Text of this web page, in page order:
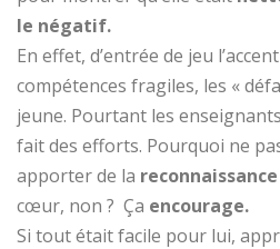
le négatif.
En effet, d’entrée de jeu
compétences fragiles, les «
jeune. Pourtant les
fait des efforts. Pourquoi ne
apporter de la reconnaissance
cœur, non ? Ça encourage.
Si tout était facile pour lui,